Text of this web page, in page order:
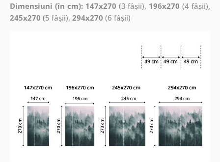
Dimensiuni (în cm): 147x270 (3 fâșii), 196x270 (4 fâșii),
245x270 (5 fâșii), 294x270 (6 fâșii)